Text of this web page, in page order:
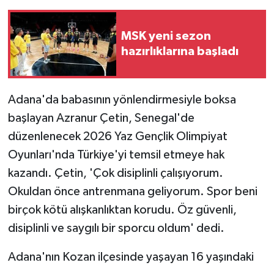
MSK yeni sezon
hazırlıklarına başladı
Adana'da babasının yönlendirmesiyle boksa
başlayan Azranur Çetin, Senegal'de
düzenlenecek 2026 Yaz Gençlik Olimpiyat
Oyunları'nda Türkiye'yi temsil etmeye hak
kazandı. Çetin, 'Çok disiplinli çalışıyorum.
Okuldan önce antrenmana geliyorum. Spor beni
birçok kötü alışkanlıktan korudu. Öz güvenli,
disiplinli ve saygılı bir sporcu oldum' dedi.
Adana'nın Kozan ilçesinde yaşayan 16 yaşındaki